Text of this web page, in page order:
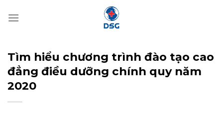
qua
Tìm hiểu chương trình đào tạo cao
đẳng điều dưỡng chính quy năm
2020